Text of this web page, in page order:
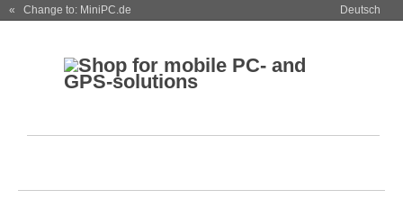
« Change to: MiniPC.de Deutsch